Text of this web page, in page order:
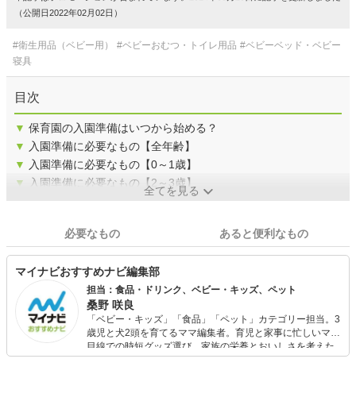
（公開日2022年02月02日）
#衛生用品（ベビー用） #ベビーおむつ・トイレ用品 #ベビーベッド・ベビー
寝具
目次
▼ 保育園の入園準備はいつから始める？
▼
入園準備に必要なもの【全年齢】
▼
入園準備に必要なもの【0～1歳】
▼
入園準備に必要なもの【2～3歳】
全てを見る
必要なもの あると便利なもの
マイナビおすすめナビ編集部
担当：食品・ドリンク、ベビー・キッズ、ペット
桑野 咲良
「ベビー・キッズ」「食品」「ペット」カテゴリー担当。3
歳児と犬2頭を育てるママ編集者。育児と家事に忙しいママ
目線での時短グッズ選び、家族の栄養とおいしさを考えた
食品選び、束の間のリラックスタイムを楽しむためのスイ